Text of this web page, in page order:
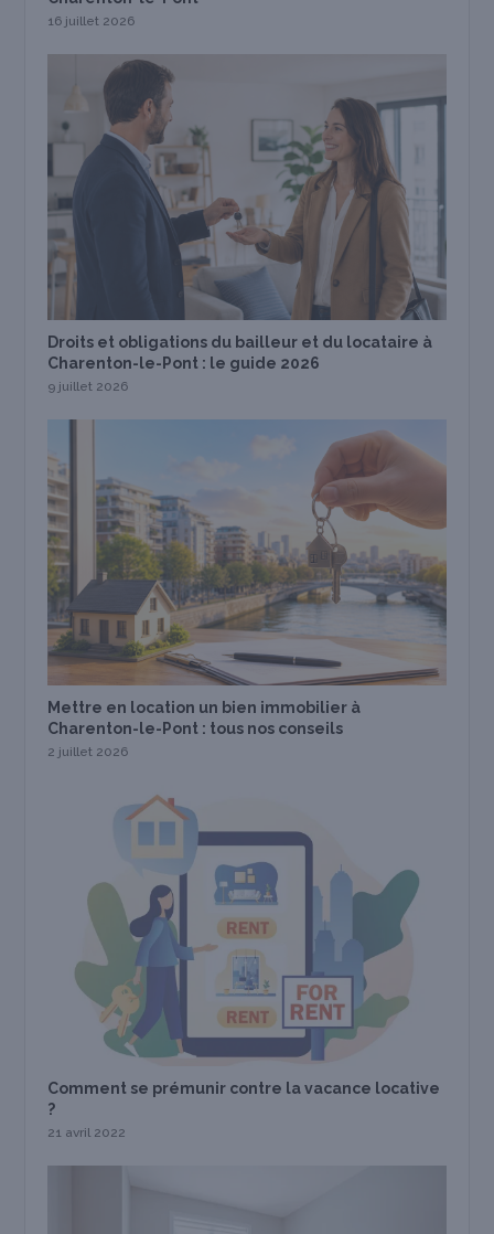
16 juillet 2026
Droits et obligations du bailleur et du locataire à
Charenton-le-Pont : le guide 2026
9 juillet 2026
Mettre en location un bien immobilier à
Charenton-le-Pont : tous nos conseils
2 juillet 2026
Comment se prémunir contre la vacance locative
?
21 avril 2022